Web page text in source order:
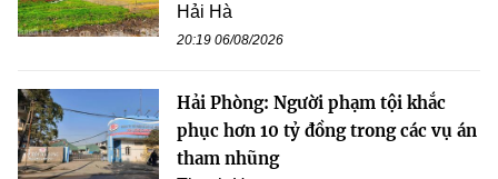
Hải Hà
20:19 06/08/2026
Hải Phòng: Người phạm tội khắc
phục hơn 10 tỷ đồng trong các vụ án
tham nhũng